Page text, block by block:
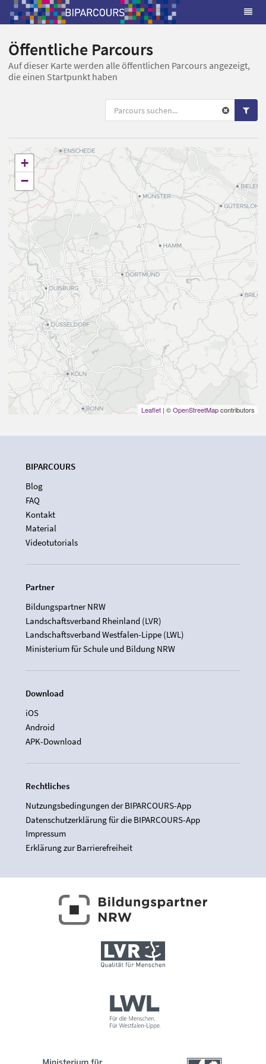
Öffentliche Parcours
Auf dieser Karte werden alle öffentlichen Parcours angezeigt,
die einen Startpunkt haben
+
−
Leaflet | ©OpenStreetMapcontributors
BIPARCOURS
Blog
FAQ
Kontakt
Material
Videotutorials
Partner
Bildungspartner NRW
Landschaftsverband Rheinland (LVR)
Landschaftsverband Westfalen-Lippe (LWL)
Ministerium für Schule und Bildung NRW
Download
iOS
Android
APK-Download
Rechtliches
Nutzungsbedingungen der BIPARCOURS-App
Datenschutzerklärung für die BIPARCOURS-App
Impressum
Erklärung zur Barrierefreiheit